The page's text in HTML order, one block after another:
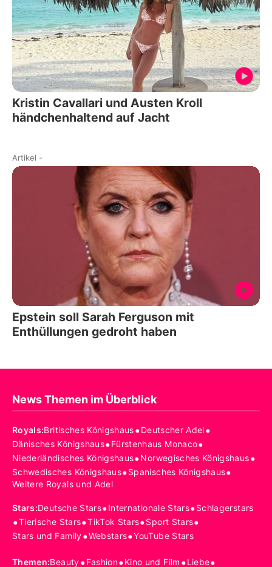
Kristin Cavallari und Austen Kroll
händchenhaltend auf Jacht
Artikel -
Epstein soll Sarah Ferguson mit
Enthüllungen gedroht haben
News Themen im Überblick
Royals:Britisches Königshaus•Deutscher Adel•
Dänisches Königshaus•Fürstenhaus Monaco•
Niederländisches Königshaus•Norwegisches Königshaus•
Schwedisches Königshaus•Spanisches Königshaus•
Weitere Royals und Adel
Stars:Deutsche Stars•Internationale Stars•Schlagerstars
•Tierische Stars•TikTok Stars•Sport Stars•
Stars und Family•Webstars•YouTube Stars
Themen:Beauty•Fashion•Kino und Film •Liebe•